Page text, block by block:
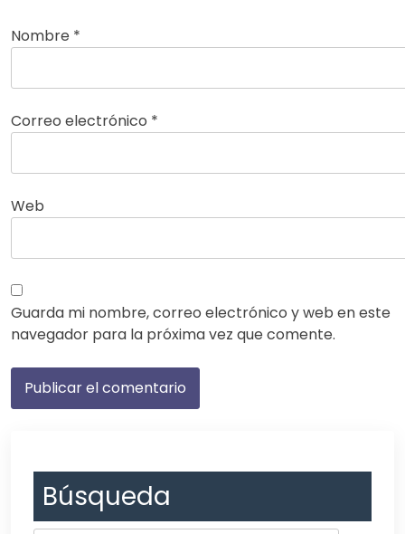
Nombre *
Correo electrónico *
Web
Guarda mi nombre, correo electrónico y web en este
navegador para la próxima vez que comente.
Búsqueda